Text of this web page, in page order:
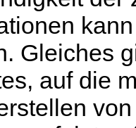
Gleiches
auf die